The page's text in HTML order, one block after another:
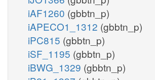
iAF1260 (gbbtn_p)
iAPECO1_1312 (gbbtn_p)
iPC815 (gbbtn_p)
iSF_1195 (gbbtn_p)
iBWG_1329 (gbbtn_p)